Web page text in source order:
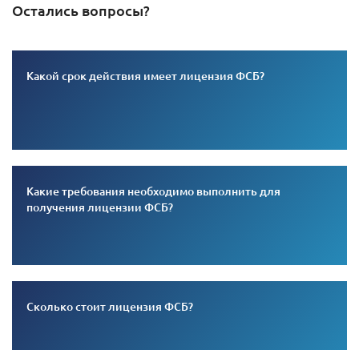
Остались вопросы?
Какой срок действия имеет лицензия ФСБ?
Какие требования необходимо выполнить для
получения лицензии ФСБ?
Сколько стоит лицензия ФСБ?